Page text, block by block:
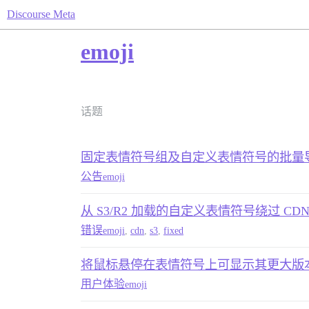
Discourse Meta
emoji
话题
固定表情符号组及自定义表情符号的批量
公告emoji
从 S3/R2 加载的自定义表情符号绕过
错误emoji cdn s3 fixed
将鼠标悬停在表情符号上可显示其更大版
用户体验emoji